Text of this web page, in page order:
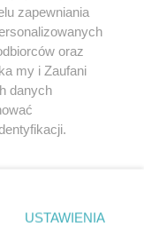
Praca Łódź
zapewniania
oraz
my i Zaufani
danych
prywatności
. Niektóre
USTAWIENIA